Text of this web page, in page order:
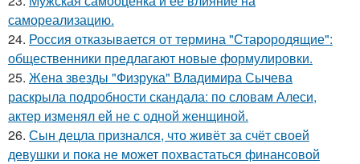
самореализацию.
24. Россия отказывается от термина "Старородящие":
общественники предлагают новые формулировки.
25. Жена звезды "Физрука" Владимира Сычева
раскрыла подробности скандала: по словам Алеси,
актер изменял ей не с одной женщиной.
26. Сын децла признался, что живёт за счёт своей
девушки и пока не может похвастаться финансовой